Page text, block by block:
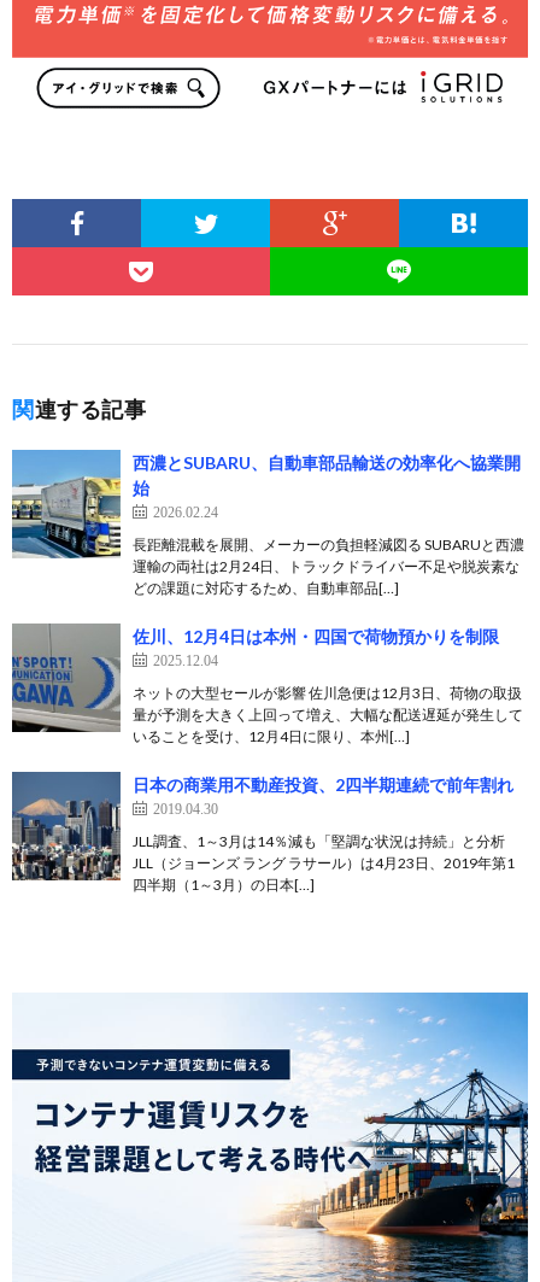
関連する記事
西濃とSUBARU、自動車部品輸送の効率化へ協業開
始
2026.02.24
長距離混載を展開、メーカーの負担軽減図る SUBARUと西濃
運輸の両社は2月24日、トラックドライバー不足や脱炭素な
どの課題に対応するため、自動車部品[…]
佐川、12月4日は本州・四国で荷物預かりを制限
2025.12.04
ネットの大型セールが影響 佐川急便は12月3日、荷物の取扱
量が予測を大きく上回って増え、大幅な配送遅延が発生して
いることを受け、12月4日に限り、本州[…]
日本の商業用不動産投資、2四半期連続で前年割れ
2019.04.30
JLL調査、1～3月は14％減も「堅調な状況は持続」と分析
JLL（ジョーンズ ラング ラサール）は4月23日、2019年第1
四半期（1～3月）の日本[…]